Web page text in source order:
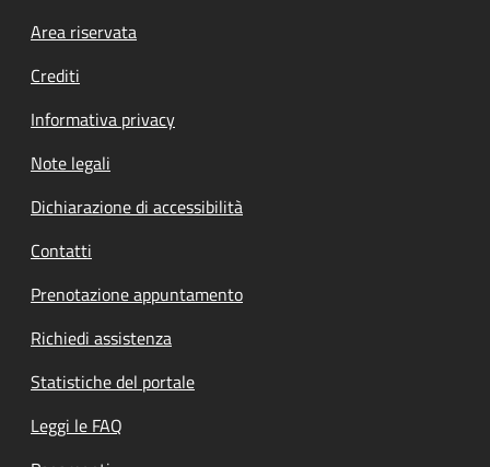
Footer menu
Area riservata
Crediti
Informativa privacy
Note legali
Dichiarazione di accessibilità
Contatti
Prenotazione appuntamento
Richiedi assistenza
Statistiche del portale
Leggi le FAQ